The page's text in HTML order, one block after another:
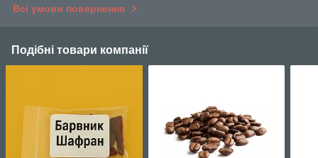
Всі умови повернення
Подібні товари компанії